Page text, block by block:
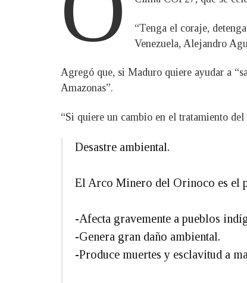
“Tenga el coraje,
Venezuela, Alejandro
Agregó que, si Maduro quiere ayudar a
Amazonas”.
“Si quiere un cambio en el tratamiento del
Desastre ambiental.
El Arco Minero del Orinoco es el
-Afecta gravemente a pueblos
-Genera gran daño ambiental.
-Produce muertes y esclavitud a